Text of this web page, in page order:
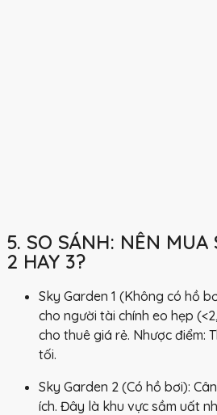
5. SO SÁNH: NÊN MUA
2 HAY 3?
Sky Garden 1 (Không có hồ
cho người tài chính eo hẹp
cho thuê giá rẻ. Nhược điểm:
tối.
Sky Garden 2 (Có hồ bơi):
ích. Đây là khu vực sầm uất